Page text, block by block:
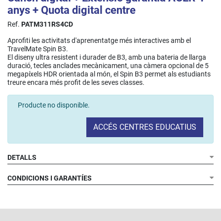
anys + Quota digital centre
Ref. PATM311RS4CD
Aprofiti les activitats d'aprenentatge més interactives amb el
TravelMate Spin B3.
El diseny ultra resistent i durader de B3, amb una bateria de llarga
duració, tecles anclades mecànicament, una càmera opcional de 5
megapíxels HDR orientada al món, el Spin B3 permet als estudiants
treure encara més profit de les seves classes.
Producte no disponible.
ACCÉS CENTRES EDUCATIUS
DETALLS
CONDICIONS I GARANTÍES